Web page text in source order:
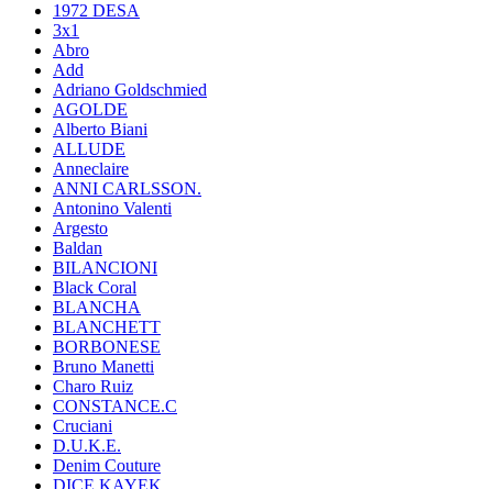
1972 DESA
3x1
Abro
Add
Adriano Goldschmied
AGOLDE
Alberto Biani
ALLUDE
Anneclaire
ANNI CARLSSON.
Antonino Valenti
Argesto
Baldan
BILANCIONI
Black Coral
BLANCHA
BLANCHETT
BORBONESE
Bruno Manetti
Charo Ruiz
CONSTANCE.C
Cruciani
D.U.K.E.
Denim Couture
DICE KAYEK